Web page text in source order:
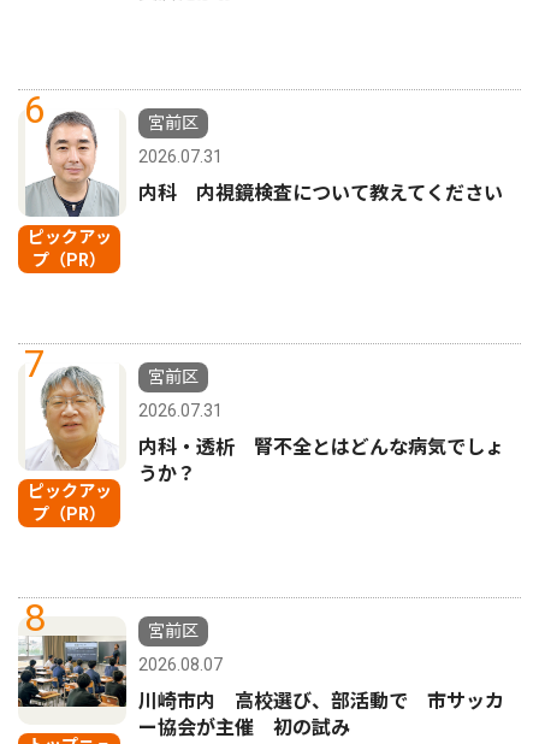
6
ピックアッ
プ（PR）
宮前区
2026.07.31
内科 内視鏡検査について教えてください
7
ピックアッ
プ（PR）
宮前区
2026.07.31
内科・透析 腎不全とはどんな病気でしょ
うか？
8
宮前区
2026.08.07
川崎市内 高校選び、部活動で 市サッカ
ー協会が主催 初の試み